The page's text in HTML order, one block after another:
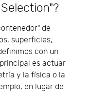
de
superficies,
con un
es actuar
y la física o la
en lugar de